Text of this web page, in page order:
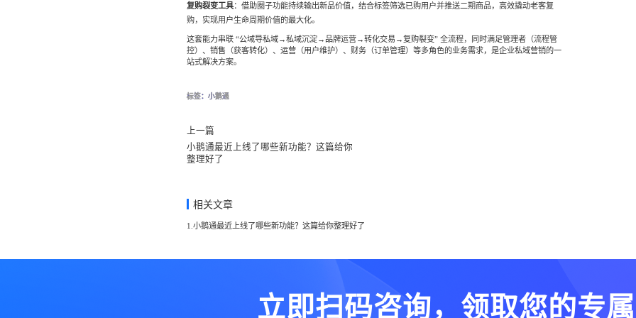
复购裂变工具：借助圈子功能持续输出新品价值，结合标签筛选已购用户并推送二期商品，高效撬动老客复
购，实现用户生命周期价值的最大化。
这套能力串联 “公域导私域→私域沉淀→品牌运营→转化交易→复购裂变” 全流程，同时满足管理者（流程管
控）、销售（获客转化）、运营（用户维护）、财务（订单管理）等多角色的业务需求，是企业私域营销的一
站式解决方案。
标签：小鹅通
上一篇
小鹅通最近上线了哪些新功能？这篇给你
整理好了
相关文章
1.小鹅通最近上线了哪些新功能？这篇给你整理好了
立即扫码咨询，领取您的专